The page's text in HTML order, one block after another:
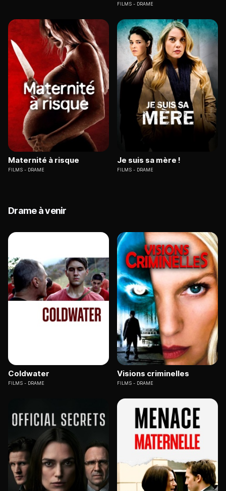
FILMS DRAME
Maternité à risque
FILMS DRAME
Je suis sa mère !
FILMS DRAME
Drame à venir
Coldwater
FILMS DRAME
Visions criminelles
FILMS DRAME